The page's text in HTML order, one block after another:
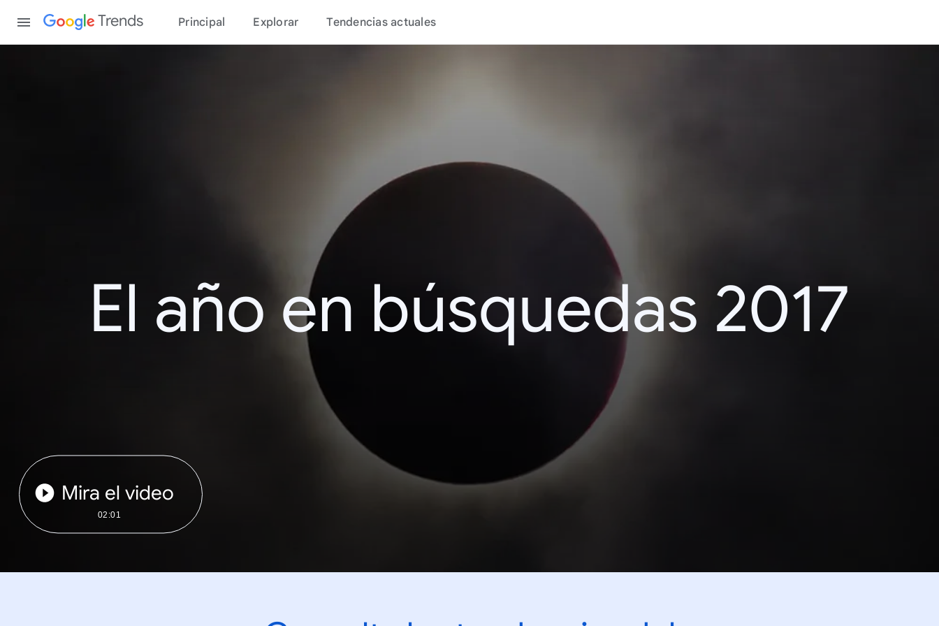
Trends Principal Explorar Tendencias actuales
El año en búsquedas 2017
Mira el video
02:01